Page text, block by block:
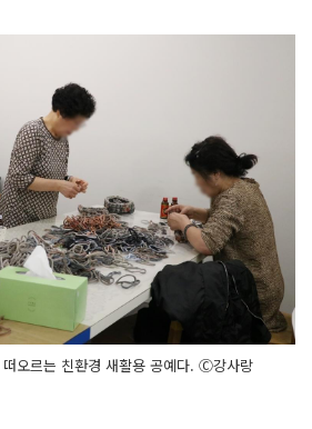
오르는 친환경 새활용 공예다. Ⓒ강사랑